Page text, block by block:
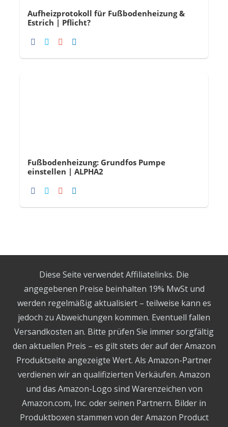
Aufheizprotokoll für Fußbodenheizung &
Estrich | Pflicht?
Fußbodenheizung: Grundfos Pumpe
einstellen | ALPHA2
Diese Seite verwendet Affiliatelinks. Die
angegebenen Preise beinhalten 19% MwSt und
werden regelmäßig aktualisiert – teilweise kann es
jedoch zu Abweichungen kommen. Eventuell fallen
Versandkosten an. Bitte prüfen Sie immer sorgfältig
den aktuellen Preis – es gilt stets der auf der Amazon
Produktseite angezeigte Wert. Als Amazon-Partner
verdienen wir an qualifizierten Verkäufen. Amazon
und das Amazon-Logo sind Warenzeichen von
Amazon.com, Inc. oder seinen Partnern. Bilder in
Produktboxen stammen von der Amazon Product